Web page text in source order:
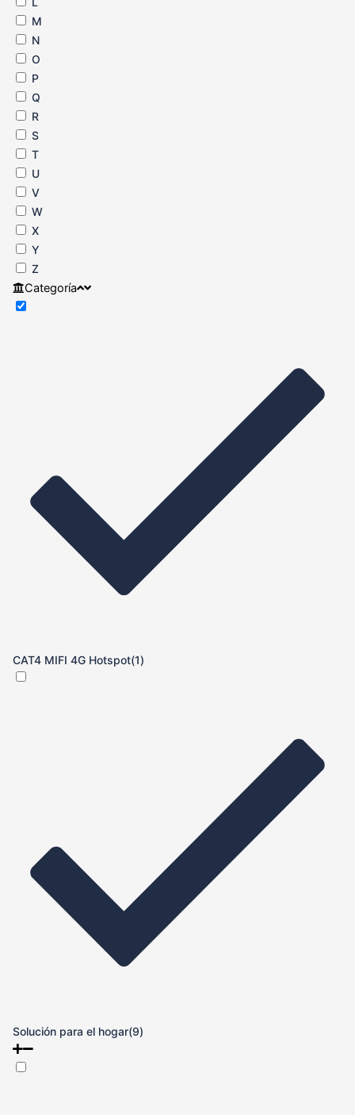
M
N
O
P
Q
R
S
T
U
V
W
X
Y
Z
Categoría
CAT4 MIFI 4G Hotspot(1)
Solución para el hogar(9)